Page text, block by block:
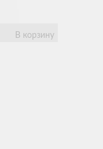
В корзину